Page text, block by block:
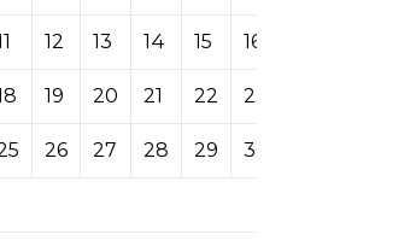
12 13 14 15 16
19 20 21 22 23
26 27 28 29 30